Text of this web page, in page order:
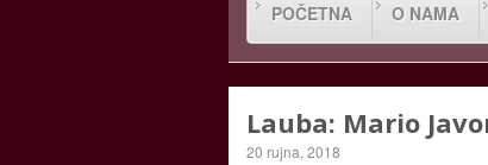
POČETNA O NAMA
Lauba: Mario
20 rujna, 2018